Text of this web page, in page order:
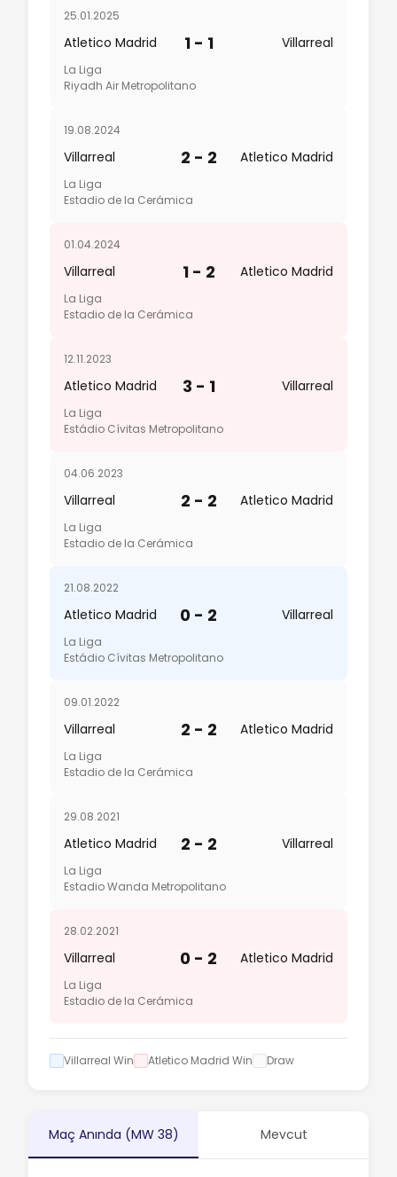
25.01.2025
Atletico Madrid 1 - 1 Villarreal
La Liga
Riyadh Air Metropolitano
19.08.2024
Villarreal 2 - 2 Atletico Madrid
La Liga
Estadio de la Cerámica
01.04.2024
Villarreal 1 - 2 Atletico Madrid
La Liga
Estadio de la Cerámica
12.11.2023
Atletico Madrid 3 - 1 Villarreal
La Liga
Estádio Cívitas Metropolitano
04.06.2023
Villarreal 2 - 2 Atletico Madrid
La Liga
Estadio de la Cerámica
21.08.2022
Atletico Madrid 0 - 2 Villarreal
La Liga
Estádio Cívitas Metropolitano
09.01.2022
Villarreal 2 - 2 Atletico Madrid
La Liga
Estadio de la Cerámica
29.08.2021
Atletico Madrid 2 - 2 Villarreal
La Liga
Estadio Wanda Metropolitano
28.02.2021
Villarreal 0 - 2 Atletico Madrid
La Liga
Estadio de la Cerámica
Villarreal Win Atletico Madrid Win Draw
Maç Anında (MW 38) Mevcut